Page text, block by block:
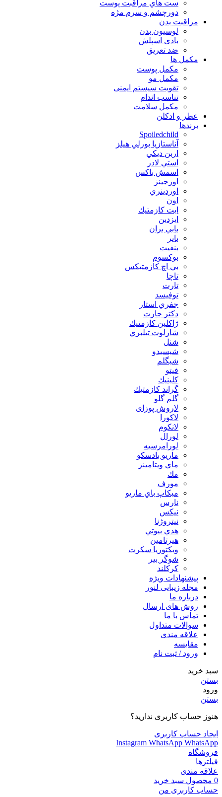
ست هاي مراقبت پوست
دورچشم و سرم مژه
مراقبت بدن
لوسیون بدن
بادی اسپلش
ضد تعریق
مكمل ها
مکمل پوست
مکمل مو
تقویت سیستم ایمنی
تناسب اندام
مکمل سلامت
عطر و ادکلن
برندها
Spoiledchild
آناستازيا بورلي هيلز
اربن ديكي
استي لادر
اسمش باكس
اورجينز
اوردينري
اون
ايت كازمتيك
ايزدين
بابي بران
بایر
بنفيت
بوكسوم
بي اچ كازمتيكس
تاچا
تارت
توفيسد
جفري استار
دكتر جارت
ژاكلين كازمتيك
شارلوت تيلبري
شنل
شيسيدو
شیگلم
فيتو
كلينيك
گراند كازمتيك
گلم گلو
لاروش پوزای
لاكورا
لانكوم
لورال
لورامرسيه
ماريو بادسكو
ماي ويتامينز
مك
مورف
ميكاپ باي ماريو
نارس
نيكس
نیتروژنا
هدي بيوتي
هیرتامین
ویکتوریا سکرت
شوگر بير
کرکلند
پیشنهادات ویژه
مجله زیبایی لنور
درباره ما
روش های ارسال
تماس با ما
سوالات متداول
علاقه مندی
مقایسه
ورود / ثبت نام
سبد خرید
بستن
ورود
بستن
هنوز حساب کاربری ندارید؟
ایجاد حساب کاربری
Instagram WhatsApp WhatsApp
فروشگاه
فیلترها
علاقه مندی
0 محصول سبد خرید
حساب کاربری من